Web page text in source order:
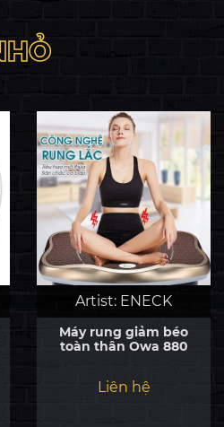
Artist: ENECK
Máy rung giảm béo
toàn thân Owa 880
Liên hệ